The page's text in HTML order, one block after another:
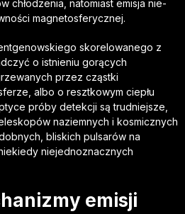
chłodzenia, natomiast emisja nie-
magnetosferycznej.
skorelowanego z
o istnieniu gorących
przez cząstki
albo o resztkowym ciepłu
próby detekcji są trudniejsze,
naziemnych i kosmicznych
bliskich pulsarów na
niejednoznacznych
emisji